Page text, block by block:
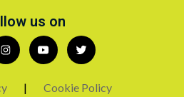
us on
| Cookie Policy